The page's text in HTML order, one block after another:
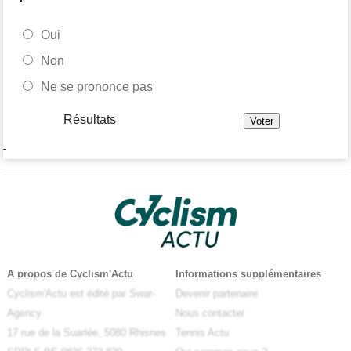
Oui
Non
Ne se prononce pas
Résultats
-
A propos de Cyclism'Actu
Cyclism'Actu est édité par Swar-
Agency
17 rue de la Suarlée, 5080 Rhisnes
Informations supplémentaires
Devenir partenaire
Nous contacter
Tennis Actu